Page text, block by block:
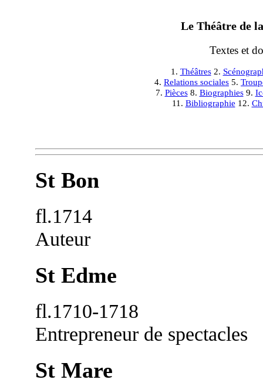
Le Théâtre de
Textes et
1. Théâtres2.
4. Relations sociales 5.
7. Pièces8. Biographies9.
11. Bibliographie 12.
St Bon
fl.1714
Auteur
St Edme
fl.1710-1718
Entrepreneur de spectacles
St Mare